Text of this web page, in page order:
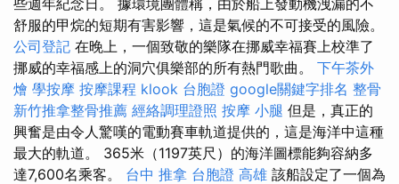
些週年紀念日。 據環境團體稱，由於船上發動機洩漏的不
舒服的甲烷的短期有害影響，這是氣候的不可接受的風險。
公司登記 在晚上，一個致敬的樂隊在挪威幸福賽上校準了
挪威的幸福感上的洞穴俱樂部的所有熱門歌曲。 下午茶外
燴 學按摩 按摩課程 klook 台胞證 google關鍵字排名 整骨
新竹推拿整骨推薦 經絡調理證照 按摩 小腿 但是，真正的
興奮是由令人驚嘆的電動賽車軌道提供的，這是海洋中這種
最大的軌道。 365米（1197英尺）的海洋圖標能夠容納多
達7,600名乘客。 台中 推拿 台胞證 高雄 該船設定了一個為